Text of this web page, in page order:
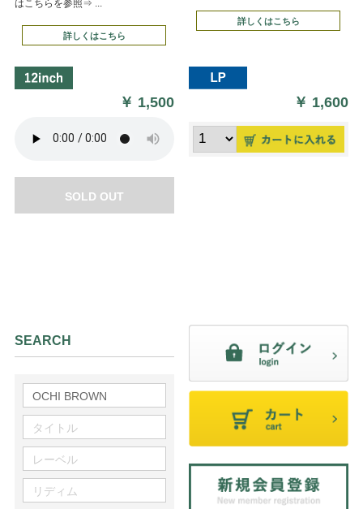
はこちらを参照⇒ ...
詳しくはこちら
￥ 1,500
SOLD OUT
詳しくはこちら
￥ 1,600
SEARCH